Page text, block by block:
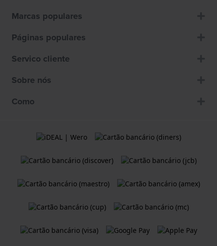
Marcas populares
Páginas populares
Servico cliente
Sobre nós
Como